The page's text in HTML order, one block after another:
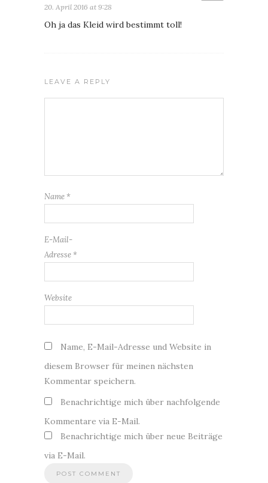
20. April 2016 at 9:28
Oh ja das Kleid wird bestimmt toll!
LEAVE A REPLY
Name *
E-Mail-
Adresse *
Website
Name, E-Mail-Adresse und Website in
diesem Browser für meinen nächsten
Kommentar speichern.
Benachrichtige mich über nachfolgende
Kommentare via E-Mail.
Benachrichtige mich über neue Beiträge
via E-Mail.